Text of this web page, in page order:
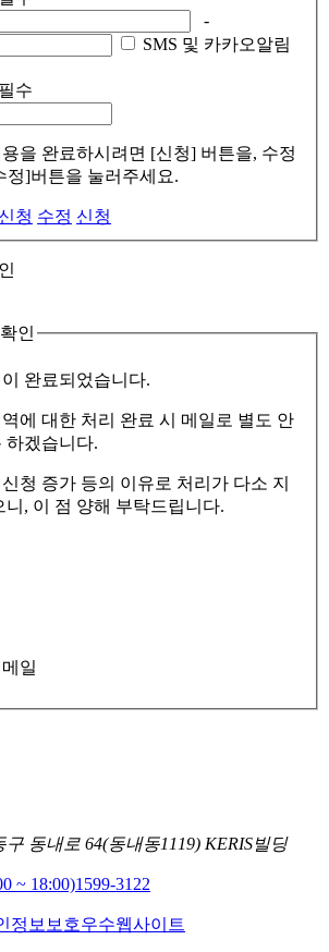
-
SMS 및 카카오알림
을 완료하시려면 [신청] 버튼을, 수정
정]버튼을 눌러주세요.
청 수정 신청
인
완료되었습니다.
에 대한 처리 완료 시 메일로 별도 안
하겠습니다.
청 증가 등의 이유로 처리가 다소 지
니, 이 점 양해 부탁드립니다.
일
동내로 64(동내동1119) KERIS빌딩
~ 18:00)1599-3122